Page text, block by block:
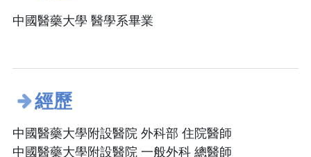
中國醫藥大學 醫學系畢業
經歷
中國醫藥大學附設醫院 外科部 住院醫師
中國醫藥大學附設醫院 一般外科 總醫師